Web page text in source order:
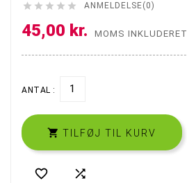
     ANMELDELSE(0)
45,00 kr. MOMS INKLUDERET
ANTAL :
 TILFØJ TIL KURV
 